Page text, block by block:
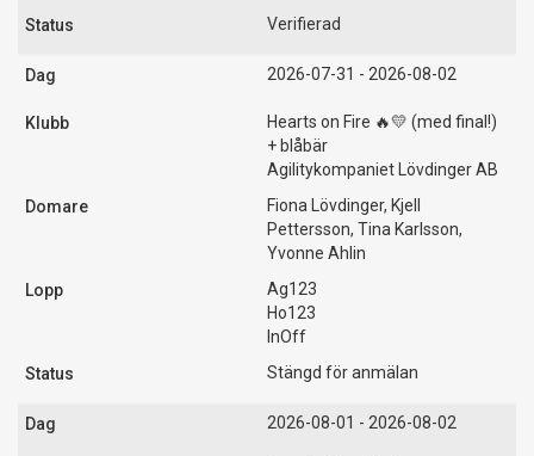
Verifierad
2026-07-31 - 2026-08-02
Hearts on Fire 🔥💛 (med final!)
+ blåbär
Agilitykompaniet Lövdinger AB
Fiona Lövdinger, Kjell
Pettersson, Tina Karlsson,
Yvonne Ahlin
Ag123
Ho123
InOff
Stängd för anmälan
2026-08-01 - 2026-08-02